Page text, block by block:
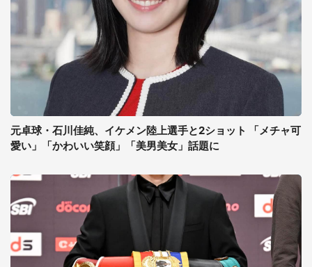
元卓球・石川佳純、イケメン陸上選手と2ショット 「メチャ可
愛い」「かわいい笑顔」「美男美女」話題に